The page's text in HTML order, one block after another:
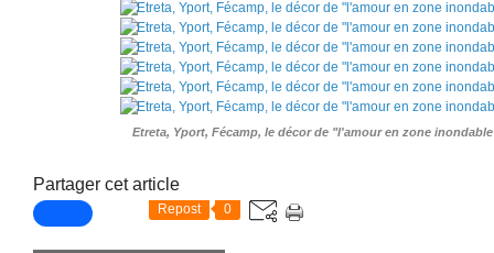
Etreta, Yport, Fécamp, le décor de "l'amour en zone
Partager cet article
Repost 0